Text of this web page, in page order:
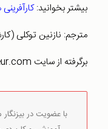
بیشتر بخوانید:
مترجم: نازنین توکلی
برگرفته از سایت entrepreneur.com
با عضویت در